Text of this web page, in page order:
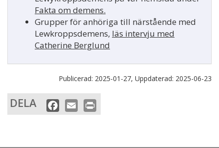
Fakta om demens.
Grupper för anhöriga till närstående med
Lewkroppsdemens, läs intervju med
Catherine Berglund
Publicerad: 2025-01-27, Uppdaterad: 2025-06-23
DELA
a
m
r